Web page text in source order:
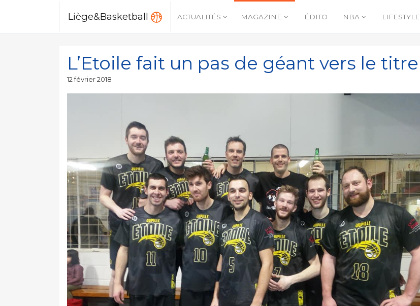
Liège&Basketball ACTUALITÉS MAGAZINE ÉDITO NBA LIFESTYLE
L’Etoile fait un pas de géant vers le titre
Publié
12 février 2018